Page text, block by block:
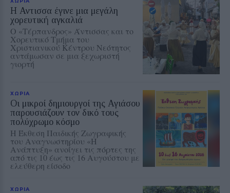
Η Αντισσα έγινε μια μεγάλη
χορευτική αγκαλιά
Ο «Τέρπανδρος» Άντισσας και το
Χορευτικό Τμήμα του
Χριστιανικού Κέντρου Νεότητος
αντάμωσαν σε μια ξεχωριστή
γιορτή
ΧΩΡΙΑ
Οι μικροί δημιουργοί της Αγιάσου
παρουσιάζουν τον δικό τους
πολύχρωμο κόσμο
Η Έκθεση Παιδικής Ζωγραφικής
του Αναγνωστηρίου «Η
Ανάπτυξη» ανοίγει τις πόρτες της
από τις 10 έως τις 16 Αυγούστου με
ελεύθερη είσοδο
ΧΩΡΙΑ